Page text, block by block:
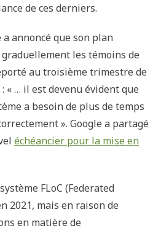
de ces derniers.
annoncé que son plan
les témoins de
au troisième trimestre de
« … il est devenu évident que
a besoin de plus de temps
». Google a partagé
échéancier pour la mise en
FLoC (Federated
2021, mais en raison de
en matière de